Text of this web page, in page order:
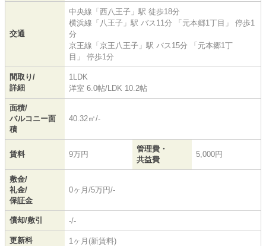
交通
中央線 「西八王子 」駅 徒歩18分
横浜線 「 八王子 」駅 バス11分 「元本郷1丁目」 停歩1
分
京王線 「京王八王子 」駅 バス15分 「元本郷1丁
目」 停歩1分
間取り/
詳細
1LDK
洋室 6.0帖/LDK 10.2帖
面積/
バルコニー面
積
40.32㎡/-
賃料 9万円
管理費・
共益費
5,000円
敷金/
礼金/
保証金
0ヶ月/5万円/-
償却/敷引 -/-
更新料 1ヶ月(新賃料)